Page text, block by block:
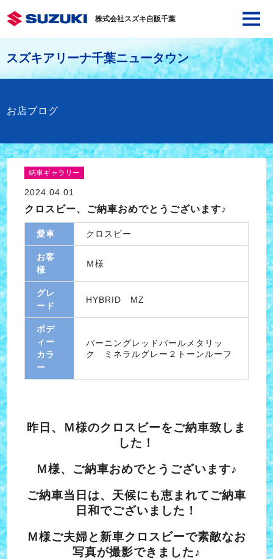
株式会社スズキ自販千葉
スズキアリーナ千葉ニュータウン
お店ブログ
納車ギャラリー
2024.04.01
クロスビー、ご納車おめでとうございます♪
愛車 クロスビー
お客
様
Ｍ様
グレ
ード
HYBRID MZ
ボデ
ィー
カラ
ー
バーニングレッドパールメタリッ
ク ミネラルグレー２トーンルーフ
昨日、Ｍ様のクロスビーをご納車致しま
した！
Ｍ様、ご納車おめでとうございます♪
ご納車当日は、天候にも恵まれてご納車
日和でございました！
Ｍ様ご夫婦と新車クロスビーで素敵なお
写真が撮影できました♪